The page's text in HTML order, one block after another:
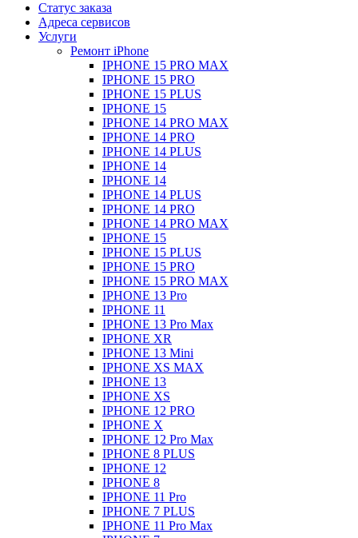
Статус заказа
Адреса сервисов
Услуги
Ремонт iPhone
IPHONE 15 PRO MAX
IPHONE 15 PRO
IPHONE 15 PLUS
IPHONE 15
IPHONE 14 PRO MAX
IPHONE 14 PRO
IPHONE 14 PLUS
IPHONE 14
IPHONE 14
IPHONE 14 PLUS
IPHONE 14 PRO
IPHONE 14 PRO MAX
IPHONE 15
IPHONE 15 PLUS
IPHONE 15 PRO
IPHONE 15 PRO MAX
IPHONE 13 Pro
IPHONE 11
IPHONE 13 Pro Max
IPHONE XR
IPHONE 13 Mini
IPHONE XS MAX
IPHONE 13
IPHONE XS
IPHONE 12 PRO
IPHONE X
IPHONE 12 Pro Max
IPHONE 8 PLUS
IPHONE 12
IPHONE 8
IPHONE 11 Pro
IPHONE 7 PLUS
IPHONE 11 Pro Max